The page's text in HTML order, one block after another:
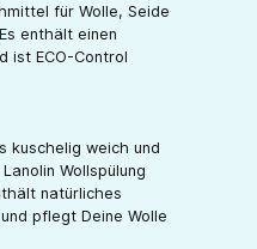
für Wolle, Seide
enthält einen
ist ECO-Control
kuschelig weich und
Wollspülung
natürliches
pflegt Deine Wolle